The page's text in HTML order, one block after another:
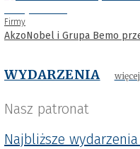
Firmy
AkzoNobel i Grupa Bemo
WYDARZENIA więcej
Nasz patronat
Najbliższe wydarzenia